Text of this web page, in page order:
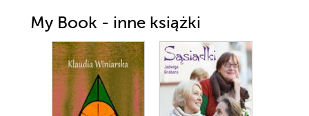
My Book - inne książki